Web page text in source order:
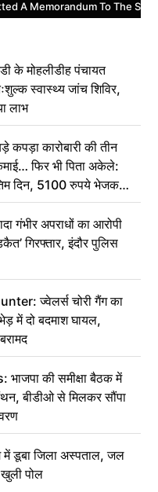
A Memorandum To The SP
के मोहलीडीह पंचायत
स्वास्थ्य जांच शिविर,
लाभ
कारोबारी की तीन
फिर भी पिता अकेले:
दिन, 5100 रुपये भेजकर
दीजिए हम नहीं आ पाएंगे
गंभीर अपराधों का आरोपी
गिरफ्तार, इंदौर पुलिस
ज्वेलर्स चोरी गैंग का
में दो बदमाश घायल,
की समीक्षा बैठक में
बीडीओ से मिलकर सौंपा
में डूबा जिला अस्पताल, जल
खुली पोल